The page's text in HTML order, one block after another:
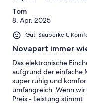
Tom
8. Apr. 2025
Gut: Sauberkeit,
Novapart immer
Das elektronische
aufgrund der einfache
super ruhig und
umfangreich. Wenn wir
Preis - Leistung stimmt.